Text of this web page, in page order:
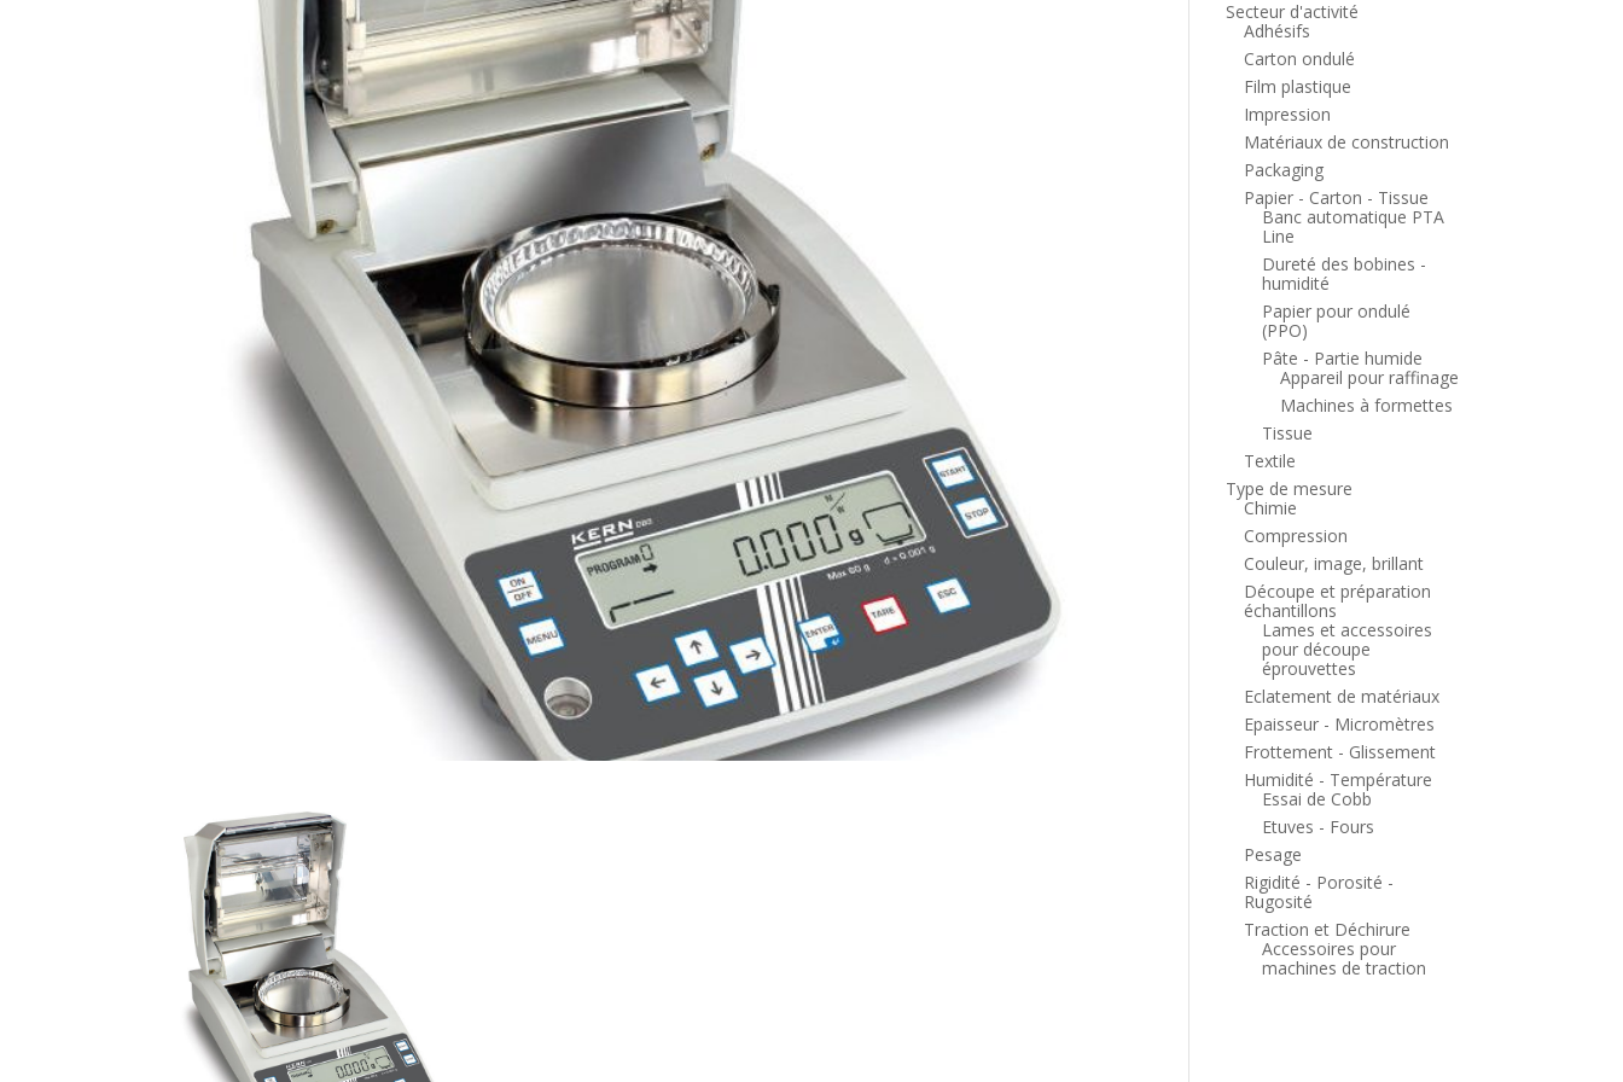
Secteur d'activité
Adhésifs
Carton ondulé
Film plastique
Impression
Matériaux de construction
Packaging
Papier - Carton - Tissue
Banc automatique PTA
Line
Dureté des bobines -
humidité
Papier pour ondulé
(PPO)
Pâte - Partie humide
Appareil pour raffinage
Machines à formettes
Tissue
Textile
Type de mesure
Chimie
Compression
Couleur, image, brillant
Découpe et préparation
échantillons
Lames et accessoires
pour découpe
éprouvettes
Eclatement de matériaux
Epaisseur - Micromètres
Frottement - Glissement
Humidité - Température
Essai de Cobb
Etuves - Fours
Pesage
Rigidité - Porosité -
Rugosité
Traction et Déchirure
Accessoires pour
machines de traction